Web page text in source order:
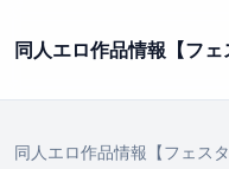
同人エロ作品情報【フェ
同人エロ作品情報【フェスタ